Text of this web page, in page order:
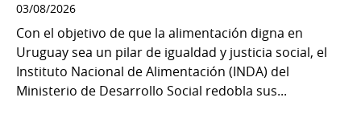
03/08/2026
Con el objetivo de que la alimentación digna en
Uruguay sea un pilar de igualdad y justicia social, el
Instituto Nacional de Alimentación (INDA) del
Ministerio de Desarrollo Social redobla sus...